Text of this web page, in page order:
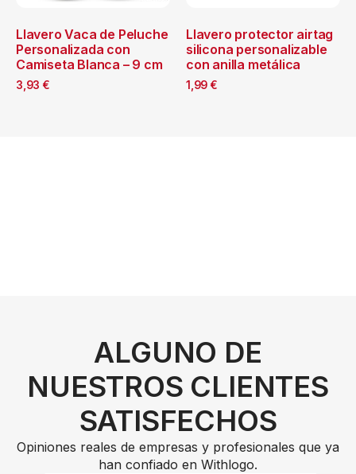
Llavero Vaca de Peluche
Personalizada con
Camiseta Blanca – 9 cm
3,93 €
Llavero protector airtag
silicona personalizable
con anilla metálica
1,99 €
ALGUNO DE
NUESTROS CLIENTES
SATISFECHOS
Opiniones reales de empresas y profesionales que ya
han confiado en Withlogo.